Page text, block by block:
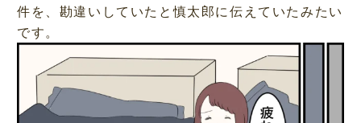
件を、勘違いしていたと慎太郎に伝えていたみたい
です。